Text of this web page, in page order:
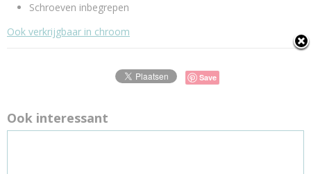
Schroeven inbegrepen
Ook verkrijgbaar in chroom
Save
Ook interessant